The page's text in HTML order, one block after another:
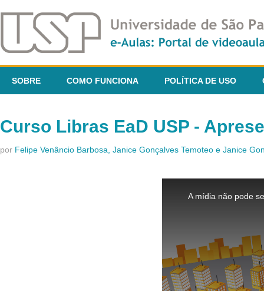
SOBRE COMO FUNCIONA POLÍTICA DE USO
Curso Libras EaD USP -
por Felipe Venâncio Barbosa, Janice Gonçalves Temoteo e Janice
A mídia não pode